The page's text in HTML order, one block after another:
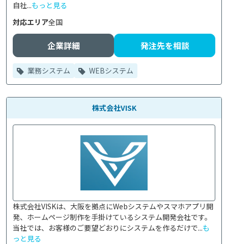
自社...もっと見る
対応エリア全国
企業詳細 発注先を相談
業務システム WEBシステム
株式会社VISK
株式会社VISKは、大阪を拠点にWebシステムやスマホアプリ開
発、ホームページ制作を手掛けているシステム開発会社です。
当社では、お客様のご要望どおりにシステムを作るだけで...も
っと見る